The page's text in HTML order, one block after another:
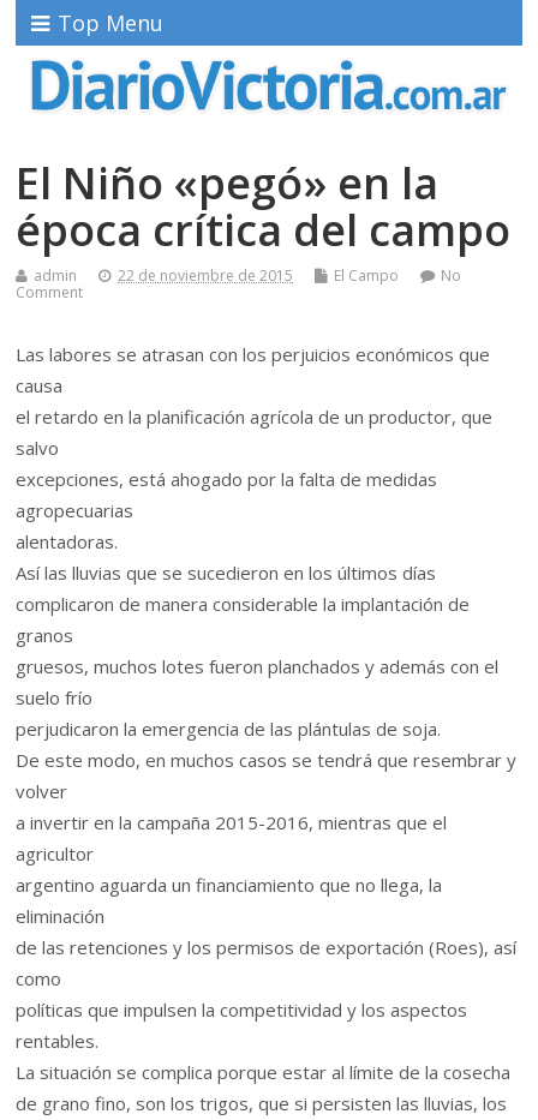
Top Menu
El Niño «pegó» en la
época crítica del campo
admin 22 de noviembre de 2015 El Campo
No
Comment
Las labores se atrasan con los perjuicios económicos que
causa
el retardo en la planificación agrícola de un productor, que
salvo
excepciones, está ahogado por la falta de medidas
agropecuarias
alentadoras.
Así las lluvias que se sucedieron en los últimos días
complicaron de manera considerable la implantación de
granos
gruesos, muchos lotes fueron planchados y además con el
suelo frío
perjudicaron la emergencia de las plántulas de soja.
De este modo, en muchos casos se tendrá que resembrar y
volver
a invertir en la campaña 2015-2016, mientras que el
agricultor
argentino aguarda un financiamiento que no llega, la
eliminación
de las retenciones y los permisos de exportación (Roes), así
como
políticas que impulsen la competitividad y los aspectos
rentables.
La situación se complica porque estar al límite de la cosecha
de grano fino, son los trigos, que si persisten las lluvias, los